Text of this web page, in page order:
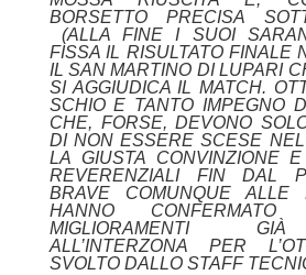
BORSETTO PRECISA
(ALLA FINE I SUOI
FISSA IL RISULTATO FINALE
IL SAN MARTINO DI LUPARI
SI AGGIUDICA IL MATCH.
SCHIO E TANTO IMPEGNO
CHE, FORSE, DEVONO
DI NON ESSERE SCESE
LA GIUSTA CONVINZIONE
REVERENZIALI FIN DAL
BRAVE COMUNQUE ALLE
HANNO
MIGLIORAMENTI
ALL’INTERZONA PER
SVOLTO DALLO STAFF